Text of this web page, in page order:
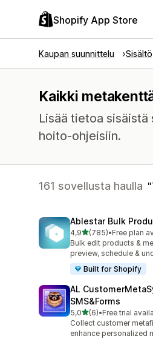
Shopify App Store
Kaupan suunnittelu Sisältö
Kaikki
Lisää tietoa
hoito-ohjeisiin.
161 sovellusta haulla
Ablestar Bulk
4,9/ 5 tähteä
(785)
785 arvostelua
•Free plan
Bulk edit products &
preview, schedule &
Built for Shopify
AL
SMS&Forms
5,0/ 5 tähteä
(6)
6 arvostelua yhteensä
•Free trial
Collect customer
enhance personalized